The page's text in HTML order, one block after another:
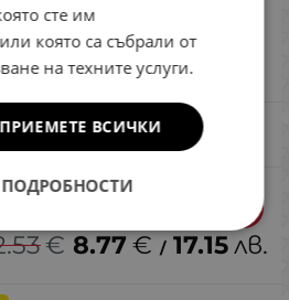
€ 8.77€ / 17.15лв.
сте им
която са събрали от
на техните услуги.
ПРИЕМЕТЕ ВСИЧКИ